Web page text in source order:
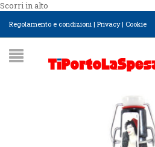
Scorri in alto
Regolamento e condizioni | Privacy| Cookie